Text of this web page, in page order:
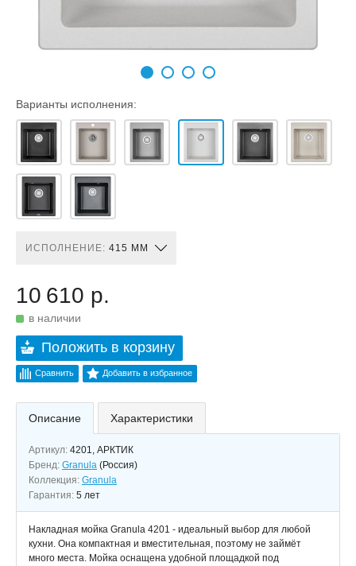
Варианты исполнения:
ИСПОЛНЕНИЕ: 415 ММ
10 610 р.
в наличии
Положить в корзину
Сравнить Добавить в избранное
Описание Характеристики
Артикул: 4201, АРКТИК
Бренд: Granula (Россия)
Коллекция: Granula
Гарантия: 5 лет
Накладная мойка Granula 4201 - идеальный выбор для любой
кухни. Она компактная и вместительная, поэтому не займёт
много места. Мойка оснащена удобной площадкой под